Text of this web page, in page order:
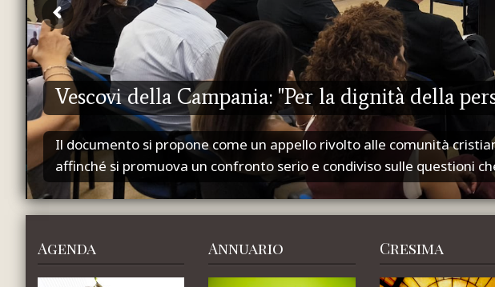
Vescovi della Campania: "Per la dignità della
Il documento si propone come un appello rivolto alle comunità
affinché si promuova un confronto serio e condiviso sulle questioni
Agenda Annuario Cresima